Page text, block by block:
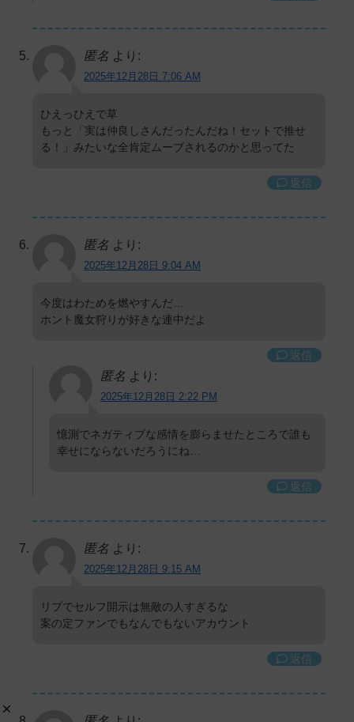
匿名 より:
2025年12月28日 7:06 AM
ひえっひえで草
もっと「実は仲良しさんだったんだね！セットで推せ
る！」みたいな全肯定ムーブされるのかと思ってた
返信
匿名 より:
2025年12月28日 9:04 AM
今度はわためを燃やすんだ…
ホント魔女狩りが好きな連中だよ
返信
匿名 より:
2025年12月28日 2:22 PM
憶測でネガティブな感情を膨らませたところで誰も
幸せにならないだろうにね…
返信
匿名 より:
2025年12月28日 9:15 AM
リプでセルフ開示は無敵の人すぎるな
案の定ファンでもなんでもないアカウント
返信